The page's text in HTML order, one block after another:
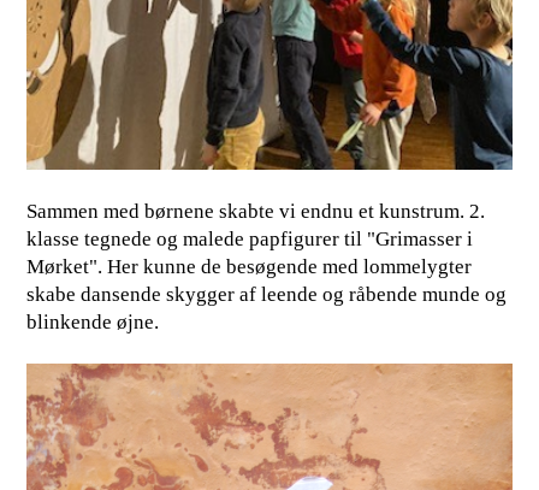
Sammen med børnene skabte vi endnu et kunstrum. 2.
klasse tegnede og malede papfigurer til "Grimasser i
Mørket". Her kunne de besøgende med lommelygter
skabe dansende skygger af leende og råbende munde og
blinkende øjne.